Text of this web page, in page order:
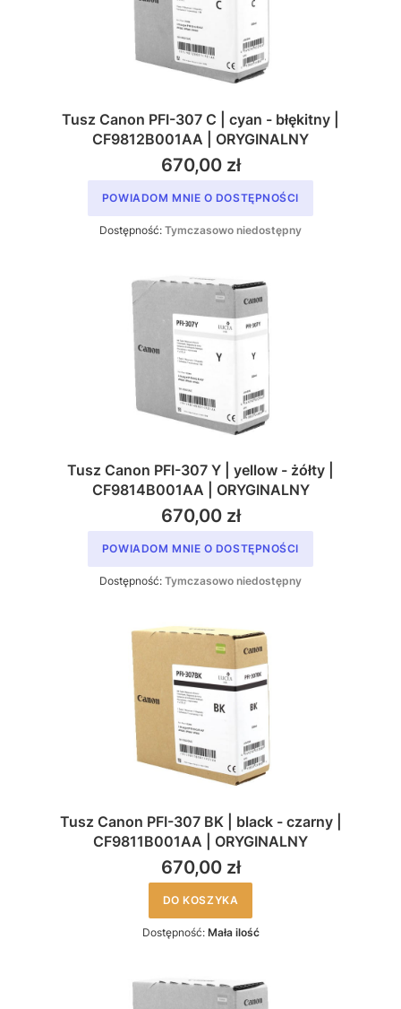
Tusz Canon PFI-307 C | cyan - błękitny |
CF9812B001AA | ORYGINALNY
670,00 zł
POWIADOM MNIE O DOSTĘPNOŚCI
Dostępność: Tymczasowo niedostępny
Tusz Canon PFI-307 Y | yellow - żółty |
CF9814B001AA | ORYGINALNY
670,00 zł
POWIADOM MNIE O DOSTĘPNOŚCI
Dostępność: Tymczasowo niedostępny
Tusz Canon PFI-307 BK | black - czarny |
CF9811B001AA | ORYGINALNY
670,00 zł
DO KOSZYKA
Dostępność: Mała ilość